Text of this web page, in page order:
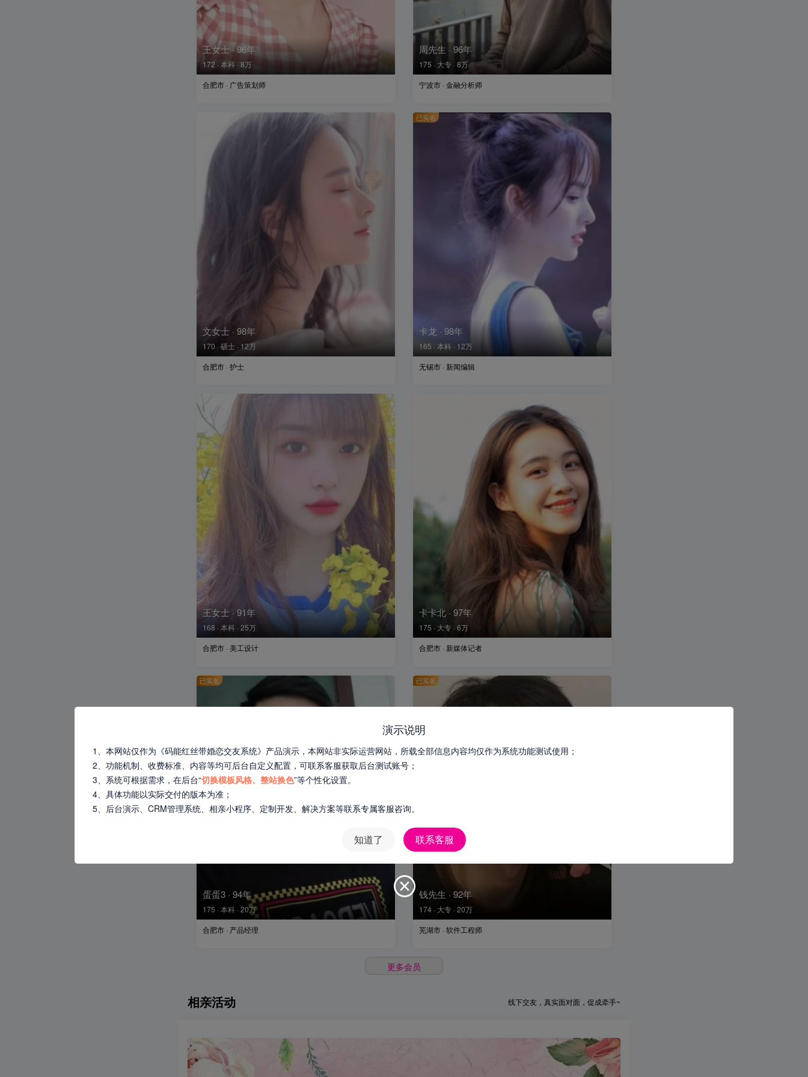
王女士 · 96年
172 · 本科 · 8万
合肥市 · 广告策划师
周先生 · 96年
175 · 大专 · 8万
宁波市 · 金融分析师
文女士 · 98年
170 · 硕士 · 12万
合肥市 · 护士
已实名
卡龙 · 98年
165 · 本科 · 12万
无锡市 · 新闻编辑
王女士 · 91年
168 · 本科 · 25万
合肥市 · 美工设计
卡卡北 · 97年
175 · 大专 · 6万
合肥市 · 新媒体记者
已实名
蛋蛋3 · 94年
175 · 本科 · 20万
合肥市 · 产品经理
已实名
钱先生 · 92年
174 · 大专 · 20万
芜湖市 · 软件工程师
更多会员
相亲活动 线下交友，真实面对面，促成牵手~
演示说明
1、本网站仅作为《码能红丝带婚恋交友系统》产品演示，本网站非实际运营网站，所载全部信息内容均仅作为系统功能测试使用；
2、功能机制、收费标准、内容等均可后台自定义配置，可联系客服获取后台测试账号；
3、系统可根据需求，在后台“切换模板风格、整站换色”等个性化设置。
4、具体功能以实际交付的版本为准；
5、后台演示、CRM管理系统、相亲小程序、定制开发、解决方案等联系专属客服咨询。
知道了 联系客服